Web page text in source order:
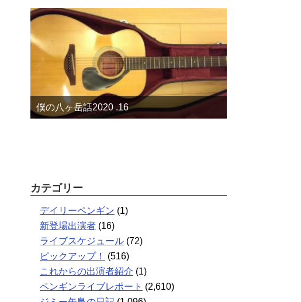
僕の八ヶ岳話2020 .16
カテゴリー
デイリーペンギン (1)
新登場出演者 (16)
ライブスケジュール (72)
ピックアップ！
(516)
これからの出演者紹介 (1)
ペンギンライブレポート (2,610)